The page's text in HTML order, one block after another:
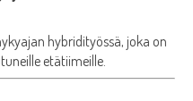
hybridityössä, joka on
etätiimeille.